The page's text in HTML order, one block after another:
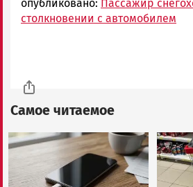
опубликовано: Пассажир
столкновении с автомобилем
Самое читаемое
Image Image